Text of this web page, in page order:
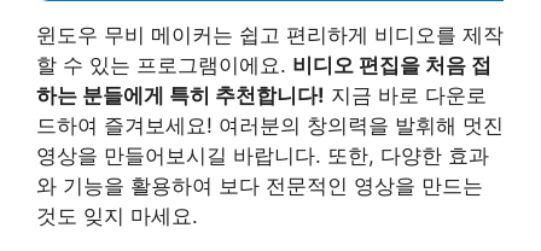
윈도우 무비 메이커는 쉽고 편리하게 비디오를 제작
할 수 있는 프로그램이에요. 비디오 편집을 처음 접
하는 분들에게 특히 추천합니다! 지금 바로 다운로
드하여 즐겨보세요! 여러분의 창의력을 발휘해 멋진
영상을 만들어보시길 바랍니다. 또한, 다양한 효과
와 기능을 활용하여 보다 전문적인 영상을 만드는
것도 잊지 마세요.